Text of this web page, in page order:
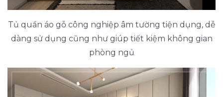
Tủ quần áo gỗ công nghiệp âm tường tiện dụng, dễ
dàng sử dụng cũng như giúp tiết kiệm không gian
phòng ngủ